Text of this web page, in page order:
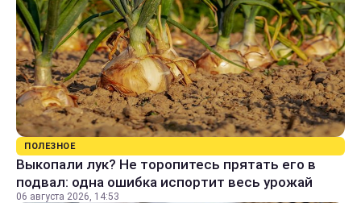
ПОЛЕЗНОЕ
Выкопали лук? Не торопитесь прятать его в
подвал: одна ошибка испортит весь урожай
06 августа 2026, 14:53